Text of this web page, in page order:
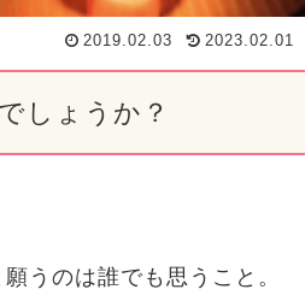
2019.02.03 2023.02.01
しょうか？
うのは誰でも思うこと。